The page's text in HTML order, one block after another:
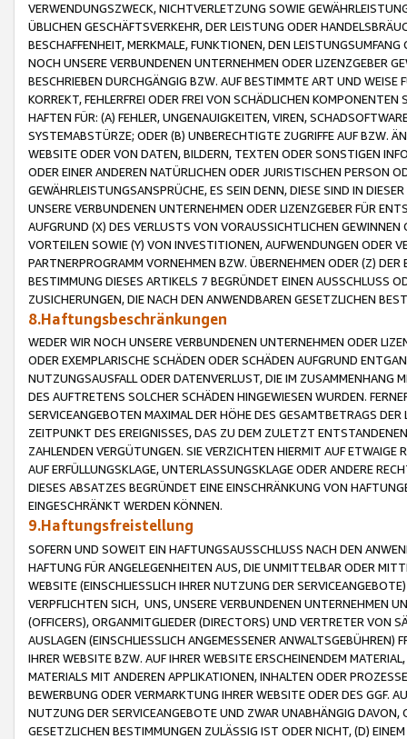
VERWENDUNGSZWECK, NICHTVERLETZUNG SOWIE
ÜBLICHEN GESCHÄFTSVERKEHR, DER LEISTUNG ODER
BESCHAFFENHEIT, MERKMALE, FUNKTIONEN, DEN
NOCH UNSERE VERBUNDENEN UNTERNEHMEN ODER LIZENZGEBER
BESCHRIEBEN DURCHGÄNGIG BZW. AUF BESTIMMTE ART UND
KORREKT, FEHLERFREI ODER FREI VON SCHÄDLICHEN
HAFTEN FÜR: (A) FEHLER, UNGENAUIGKEITEN, VIREN,
SYSTEMABSTÜRZE; ODER (B) UNBERECHTIGTE ZUGRIFFE AUF BZW.
WEBSITE ODER VON DATEN, BILDERN, TEXTEN ODER SONSTIGEN
ODER EINER ANDEREN NATÜRLICHEN ODER JURISTISCHEN PERSON
GEWÄHRLEISTUNGSANSPRÜCHE, ES SEIN DENN, DIESE SIND IN
UNSERE VERBUNDENEN UNTERNEHMEN ODER LIZENZGEBER FÜR
AUFGRUND (X) DES VERLUSTS VON VORAUSSICHTLICHEN
VORTEILEN SOWIE (Y) VON INVESTITIONEN, AUFWENDUNGEN ODER
PARTNERPROGRAMM VORNEHMEN BZW. ÜBERNEHMEN ODER (Z)
BESTIMMUNG DIESES ARTIKELS 7 BEGRÜNDET EINEN AUSSCHLUSS
ZUSICHERUNGEN, DIE NACH DEN ANWENDBAREN GESETZLICHEN
8.Haftungsbeschränkungen
WEDER WIR NOCH UNSERE VERBUNDENEN UNTERNEHMEN ODER
ODER EXEMPLARISCHE SCHÄDEN ODER SCHÄDEN AUFGRUND
NUTZUNGSAUSFALL ODER DATENVERLUST, DIE IM ZUSAMMENHANG
DES AUFTRETENS SOLCHER SCHÄDEN HINGEWIESEN WURDEN.
SERVICEANGEBOTEN MAXIMAL DER HÖHE DES GESAMTBETRAGS
ZEITPUNKT DES EREIGNISSES, DAS ZU DEM ZULETZT
ZAHLENDEN VERGÜTUNGEN. SIE VERZICHTEN HIERMIT AUF
AUF ERFÜLLUNGSKLAGE, UNTERLASSUNGSKLAGE ODER ANDERE
DIESES ABSATZES BEGRÜNDET EINE EINSCHRÄNKUNG VON
EINGESCHRÄNKT WERDEN KÖNNEN.
9.Haftungsfreistellung
SOFERN UND SOWEIT EIN HAFTUNGSAUSSCHLUSS NACH DEN
HAFTUNG FÜR ANGELEGENHEITEN AUS, DIE UNMITTELBAR ODER
WEBSITE (EINSCHLIESSLICH IHRER NUTZUNG DER
VERPFLICHTEN SICH, UNS, UNSERE VERBUNDENEN UNTERNEHMEN
(OFFICERS), ORGANMITGLIEDER (DIRECTORS) UND VERTRETER VON
AUSLAGEN (EINSCHLIESSLICH ANGEMESSENER
IHRER WEBSITE BZW. AUF IHRER WEBSITE ERSCHEINENDEM
MATERIALS MIT ANDEREN APPLIKATIONEN, INHALTEN ODER
BEWERBUNG ODER VERMARKTUNG IHRER WEBSITE ODER DES GGF.
NUTZUNG DER SERVICEANGEBOTE UND ZWAR UNABHÄNGIG
GESETZLICHEN BESTIMMUNGEN ZULÄSSIG IST ODER NICHT, (D)